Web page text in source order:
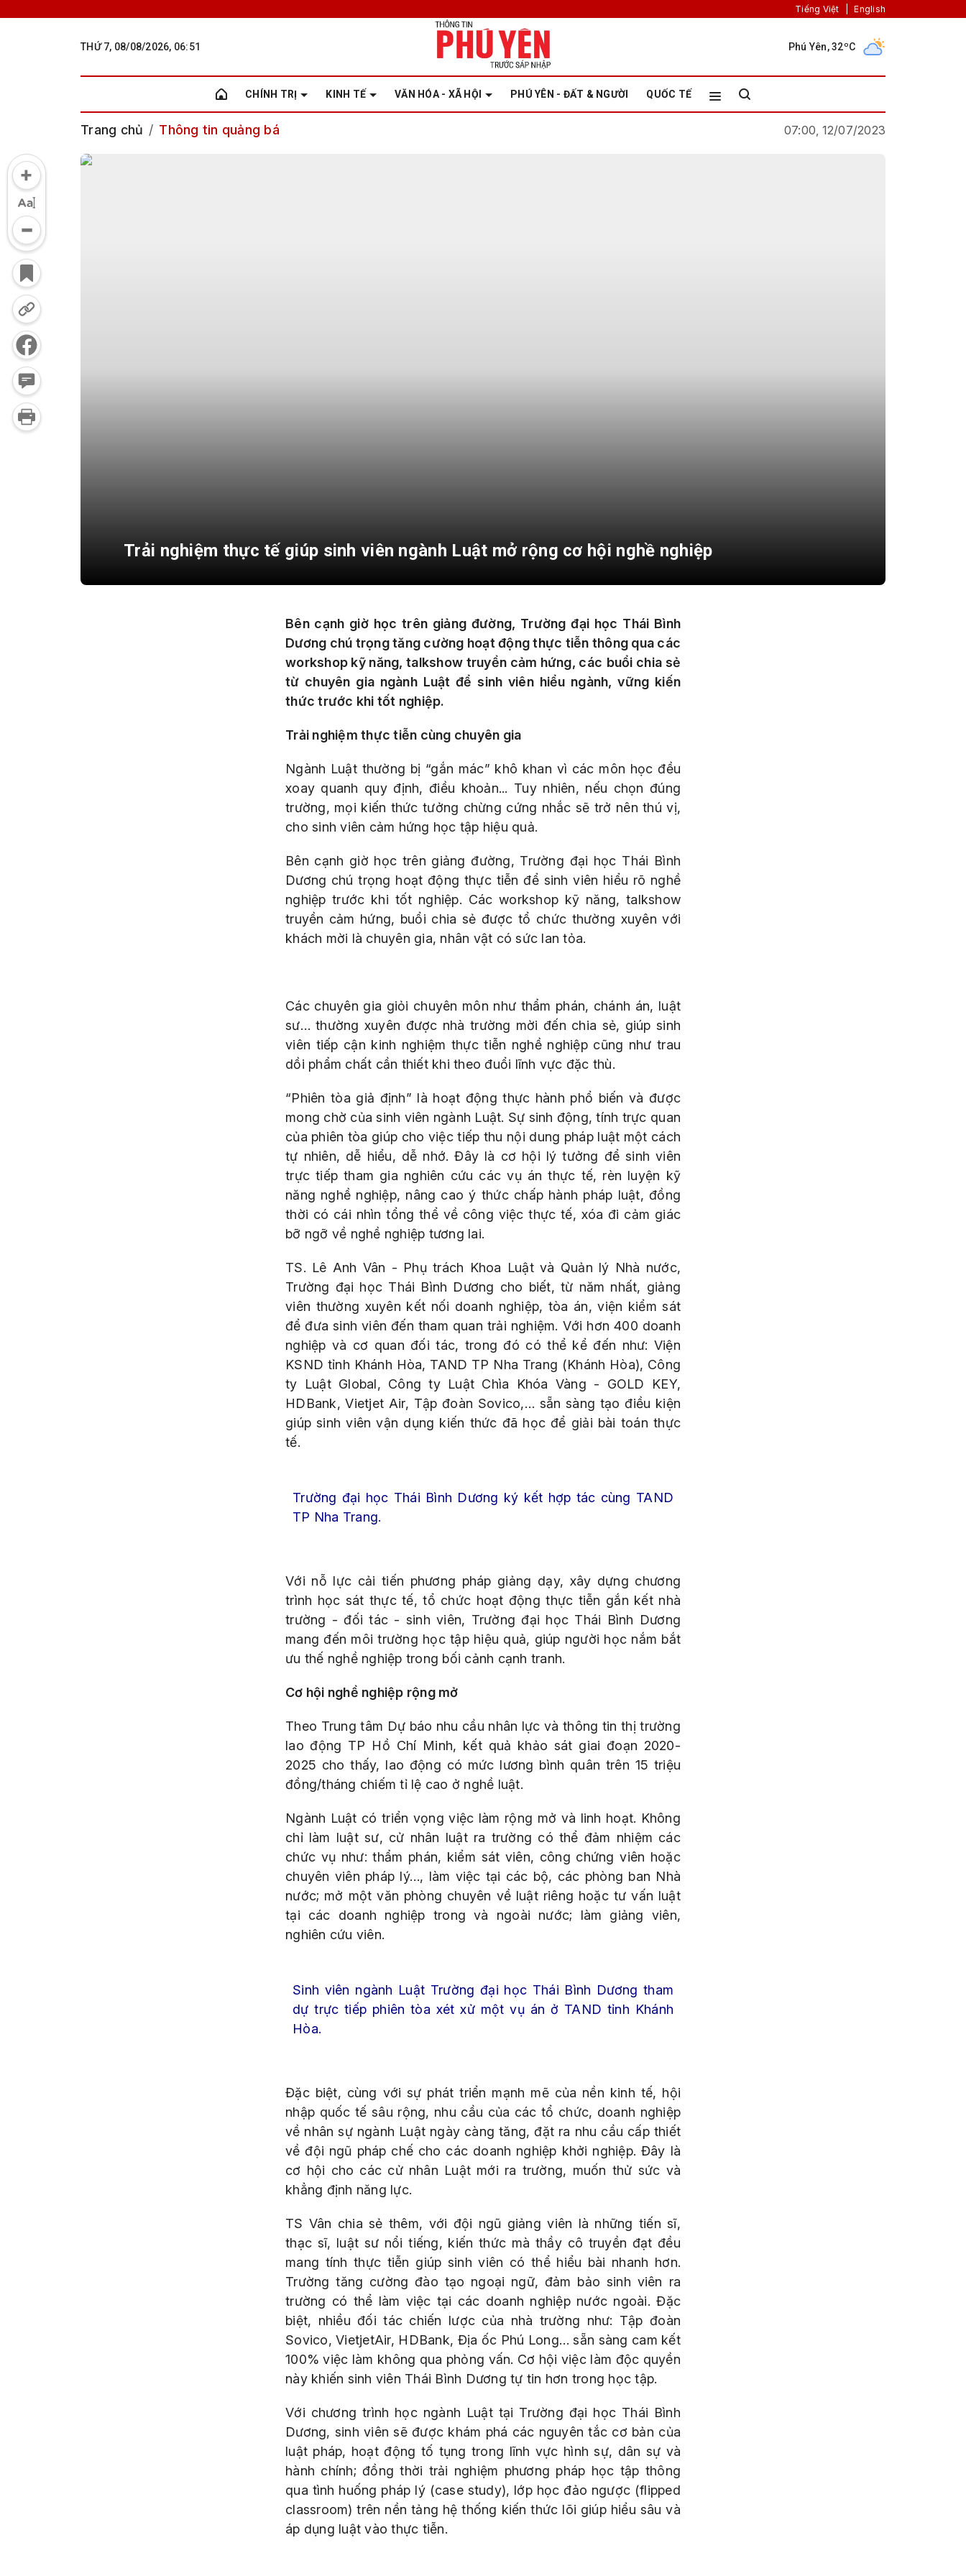
Tiếng Việt English
THỨ 7, 08/08/2026, 06:51 Phú Yên, 32ºC
CHÍNH TRỊ KINH TẾ VĂN HÓA - XÃ HỘI PHÚ YÊN - ĐẤT & NGƯỜI QUỐC TẾ
Trang chủ Thông tin quảng bá 07:00, 12/07/2023
Trải nghiệm thực tế giúp sinh viên ngành Luật mở rộng cơ hội nghề nghiệp
Bên cạnh giờ học trên giảng đường, Trường đại học Thái Bình
Dương chú trọng tăng cường hoạt động thực tiễn thông qua các
workshop kỹ năng,talkshow truyền cảm hứng, các buổi chia sẻ
từ chuyên gia ngành Luật để sinh viên hiểu ngành, vững kiến
thức trước khi tốt nghiệp.
Trải nghiệm thực tiễn cùng chuyên gia
Ngành Luật thường bị “gắn mác” khô khan vì các môn học đều
xoay quanh quy định, điều khoản... Tuy nhiên, nếu chọn đúng
trường, mọi kiến thức tưởng chừng cứng nhắc sẽ trở nên thú vị,
cho sinh viên cảm hứng học tập hiệu quả.
Bên cạnh giờ học trên giảng đường, Trường đại học Thái Bình
Dương chú trọng hoạt động thực tiễn để sinh viên hiểu rõ nghề
nghiệp trước khi tốt nghiệp. Các workshop kỹ năng, talkshow
truyền cảm hứng, buổi chia sẻ được tổ chức thường xuyên với
khách mời là chuyên gia, nhân vật có sức lan tỏa.
Các chuyên gia giỏi chuyên môn như thẩm phán, chánh án, luật
sư… thường xuyên được nhà trường mời đến chia sẻ, giúp sinh
viên tiếp cận kinh nghiệm thực tiễn nghề nghiệp cũng như trau
dồi phẩm chất cần thiết khi theo đuổi lĩnh vực đặc thù.
“Phiên tòa giả định” là hoạt động thực hành phổ biến và được
mong chờ của sinh viên ngành Luật. Sự sinh động, tính trực quan
của phiên tòa giúp cho việc tiếp thu nội dung pháp luật một cách
tự nhiên, dễ hiểu, dễ nhớ. Đây là cơ hội lý tưởng để sinh viên
trực tiếp tham gia nghiên cứu các vụ án thực tế, rèn luyện kỹ
năng nghề nghiệp, nâng cao ý thức chấp hành pháp luật, đồng
thời có cái nhìn tổng thể về công việc thực tế, xóa đi cảm giác
bỡ ngỡ về nghề nghiệp tương lai.
TS. Lê Anh Vân - Phụ trách Khoa Luật và Quản lý Nhà nước,
Trường đại học Thái Bình Dương cho biết, từ năm nhất, giảng
viên thường xuyên kết nối doanh nghiệp, tòa án, viện kiểm sát
để đưa sinh viên đến tham quan trải nghiệm. Với hơn 400 doanh
nghiệp và cơ quan đối tác, trong đó có thể kể đến như: Viện
KSND tỉnh Khánh Hòa, TAND TP Nha Trang (Khánh Hòa), Công
ty Luật Global, Công ty Luật Chìa Khóa Vàng - GOLD KEY,
HDBank, Vietjet Air, Tập đoàn Sovico,… sẵn sàng tạo điều kiện
giúp sinh viên vận dụng kiến thức đã học để giải bài toán thực
tế.
Trường đại học Thái Bình Dương ký kết hợp tác cùng TAND
TP Nha Trang.
Với nỗ lực cải tiến phương pháp giảng dạy, xây dựng chương
trình học sát thực tế, tổ chức hoạt động thực tiễn gắn kết nhà
trường - đối tác - sinh viên, Trường đại học Thái Bình Dương
mang đến môi trường học tập hiệu quả, giúp người học nắm bắt
ưu thế nghề nghiệp trong bối cảnh cạnh tranh.
Cơ hội nghề nghiệp rộng mở
Theo Trung tâm Dự báo nhu cầu nhân lực và thông tin thị trường
lao động TP Hồ Chí Minh, kết quả khảo sát giai đoạn 2020-
2025 cho thấy, lao động có mức lương bình quân trên 15 triệu
đồng/tháng chiếm tỉ lệ cao ở nghề luật.
Ngành Luật có triển vọng việc làm rộng mở và linh hoạt. Không
chỉ làm luật sư, cử nhân luật ra trường có thể đảm nhiệm các
chức vụ như: thẩm phán, kiểm sát viên, công chứng viên hoặc
chuyên viên pháp lý…, làm việc tại các bộ, các phòng ban Nhà
nước; mở một văn phòng chuyên về luật riêng hoặc tư vấn luật
tại các doanh nghiệp trong và ngoài nước; làm giảng viên,
nghiên cứu viên.
Sinh viên ngành Luật Trường đại học Thái Bình Dương tham
dự trực tiếp phiên tòa xét xử một vụ án ở TAND tỉnh Khánh
Hòa.
Đặc biệt, cùng với sự phát triển mạnh mẽ của nền kinh tế, hội
nhập quốc tế sâu rộng, nhu cầu của các tổ chức, doanh nghiệp
về nhân sự ngành Luật ngày càng tăng, đặt ra nhu cầu cấp thiết
về đội ngũ pháp chế cho các doanh nghiệp khởi nghiệp. Đây là
cơ hội cho các cử nhân Luật mới ra trường, muốn thử sức và
khẳng định năng lực.
TS Vân chia sẻ thêm, với đội ngũ giảng viên là những tiến sĩ,
thạc sĩ, luật sư nổi tiếng, kiến thức mà thầy cô truyền đạt đều
mang tính thực tiễn giúp sinh viên có thể hiểu bài nhanh hơn.
Trường tăng cường đào tạo ngoại ngữ, đảm bảo sinh viên ra
trường có thể làm việc tại các doanh nghiệp nước ngoài. Đặc
biệt, nhiều đối tác chiến lược của nhà trường như: Tập đoàn
Sovico, VietjetAir, HDBank, Địa ốc Phú Long… sẵn sàng cam kết
100% việc làm không qua phỏng vấn. Cơ hội việc làm độc quyền
này khiến sinh viên Thái Bình Dương tự tin hơn trong học tập.
Với chương trình học ngành Luật tại Trường đại học Thái Bình
Dương, sinh viên sẽ được khám phá các nguyên tắc cơ bản của
luật pháp, hoạt động tố tụng trong lĩnh vực hình sự, dân sự và
hành chính; đồng thời trải nghiệm phương pháp học tập thông
qua tình huống pháp lý (case study), lớp học đảo ngược (flipped
classroom) trên nền tảng hệ thống kiến thức lõi giúp hiểu sâu và
áp dụng luật vào thực tiễn.